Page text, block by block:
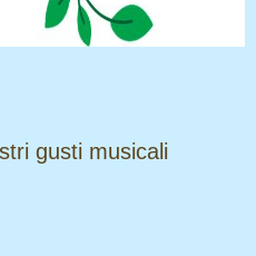
gusti musicali